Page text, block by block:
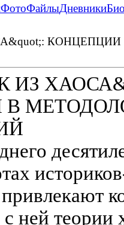
ФотоФайлыДневники
ИЗ
В
с ней теории